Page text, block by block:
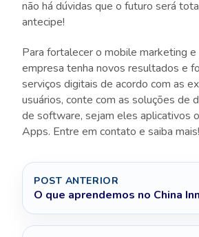
não há dúvidas que o futuro será
antecipe!
Para fortalecer o mobile marketing
empresa tenha novos resultados e
serviços digitais de acordo com as
usuários, conte com as soluções de
de software, sejam eles aplicativos
Apps. Entre em contato e saiba mais!
POST ANTERIOR
O que aprendemos no China